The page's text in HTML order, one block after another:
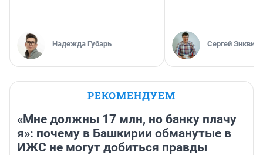
Надежда Губарь Сергей Энквист
РЕКОМЕНДУЕМ
«Мне должны 17 млн, но банку плачу
я»: почему в Башкирии обманутые в
ИЖС не могут добиться правды